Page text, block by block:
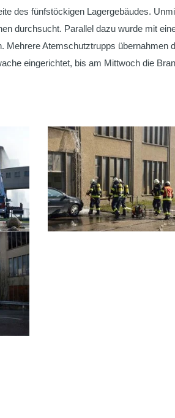
des fünfstöckigen Lagergebäudes.
durchsucht. Parallel dazu wurde mit
Atemschutztrupps übernahmen
eingerichtet, bis am Mittwoch die